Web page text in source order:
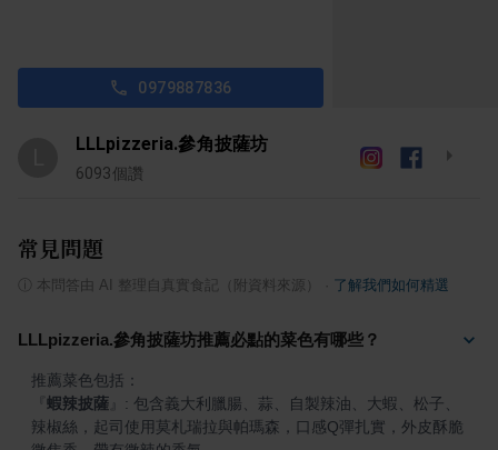
0979887836
LLLpizzeria.參角披薩坊
6093個讚
常見問題
本問答由 AI 整理自真實食記（附資料來源） 了解我們如何精選
LLLpizzeria.參角披薩坊推薦必點的菜色有哪些？
蝦辣披薩
: 包含義大利臘腸、蒜、自製辣油、大蝦、松子、
辣椒絲，起司使用莫札瑞拉與帕瑪森，口感Q彈扎實，外皮酥脆